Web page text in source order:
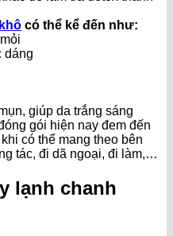
có thể kể đến như:
dáng
giúp da trắng sáng
gói hiện nay đem đến
có thể mang theo bên
tác, đi dã ngoại, đi làm,…
lạnh chanh